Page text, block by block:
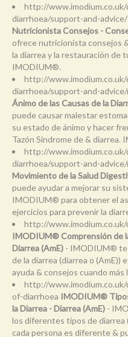
http://
diarrhoea/support-and-
Nutricionista Consejos -
ofrece nutricionista consejos
la diarrea y la restauración de
IMODIUM®.
http://
diarrhoea/support-and-
Ánimo de las Causas de la
puede causar malestar
su estado de ánimo y hacer
Tazón Síndrome de & diarrea.
http://
diarrhoea/support-and-
Movimiento de la Salud
puede ayudar a mejorar su
IMODIUM® para obtener el
ejercicios para prevenir la
http://
IMODIUM® Comprensión de
Diarrea (AmE) - IMODIUM® te
de la diarrea (diarrea o
ayuda & consejos cuando más
http://
of-diarrhoea IMODIUM®
la Diarrea - Diarrea (AmE) -
los diferentes tipos de diarrea
cada persona es diferente &